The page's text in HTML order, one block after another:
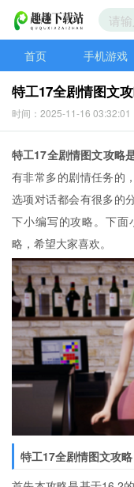
首页 手机游戏
特工17全剧情图文
时间：2025-11-16 03:32:01
特工17全剧情图文攻略
有非常多的剧情任务的
选项对话都会有很多的
下小编写的攻略。下
略，希望大家喜欢。
特工17全剧情图文攻略